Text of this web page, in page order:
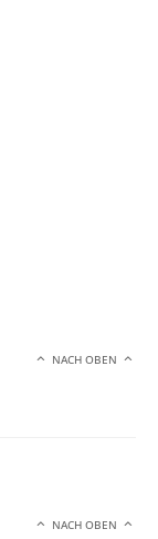
NACH OBEN
NACH OBEN